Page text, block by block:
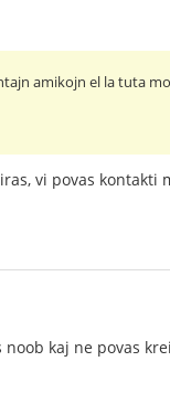
amikojn el la tuta
vi povas
noob kaj ne povas